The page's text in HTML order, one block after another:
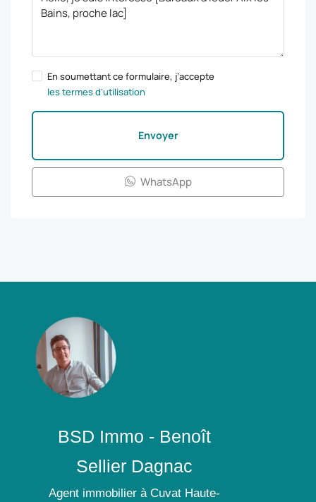
En soumettant ce formulaire, j’accepte
les termes d'utilisation
Envoyer
WhatsApp
BSD Immo - Benoît
Sellier Dagnac
Agent immobilier à Cuvat Haute-